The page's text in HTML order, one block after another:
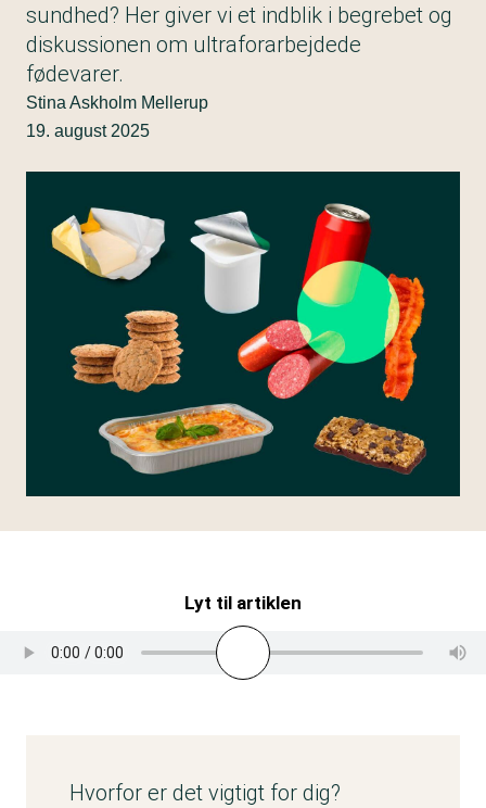
sundhed? Her giver vi et indblik i begrebet og
diskussionen om ultraforarbejdede
fødevarer.
Stina Askholm Mellerup
19. august 2025
Lyt til artiklen
Hvorfor er det vigtigt for dig?